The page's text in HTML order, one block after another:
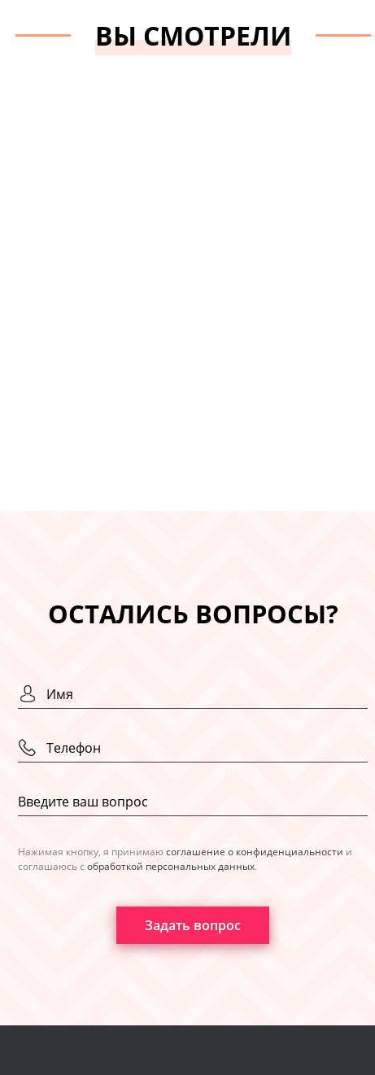
ВЫ СМОТРЕЛИ
ОСТАЛИСЬ ВОПРОСЫ?
Нажимая кнопку, я принимаюсоглашение о конфиденциальности и
соглашаюсь с обработкой персональных данных.
Задать вопрос